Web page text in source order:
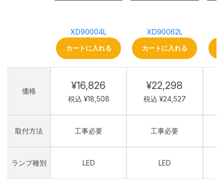
価格
取付方法
ランプ種別
XD90004L
カートに入れる
¥16,826
税込 ¥18,508
工事必要
LED
XD90062L
カートに入れる
¥22,298
税込 ¥24,527
工事必要
LED